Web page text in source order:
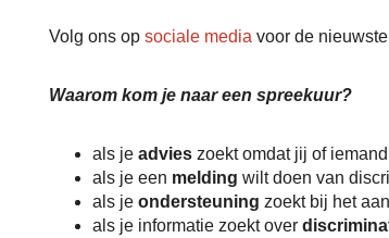
Volg ons op sociale media voor de
Waarom kom je naar een spreekuur?
als je advieszoekt omdat jij of
als je een melding wilt doen van
als je ondersteuning zoekt bij het
als je informatie zoekt over